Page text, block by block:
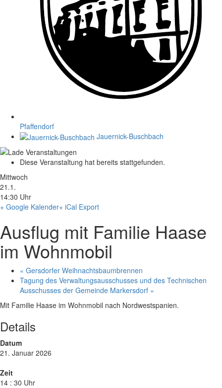
Pfaffendorf
Jauernick-Buschbach
Diese Veranstaltung hat bereits stattgefunden.
Mittwoch
21.1.
14:30 Uhr
+ Google Kalender+ iCal Export
Ausflug mit Familie Haase
im Wohnmobil
« Gersdorfer Weihnachtsbaumbrennen
Tagung des Verwaltungsausschusses und des Technischen
Ausschusses der Gemeinde Markersdorf »
Mit Familie Haase im Wohnmobil nach Nordwestspanien.
Details
Datum
21. Januar 2026
Zeit
14 : 30 Uhr